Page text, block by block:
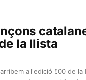
la llista
a l'edició 500 de la